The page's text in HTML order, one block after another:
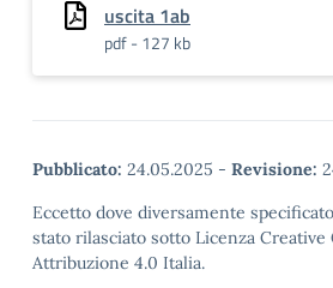
uscita 1ab
pdf - 127 kb
Pubblicato: 24.05.2025 - Revisione:
Eccetto dove diversamente
stato rilasciato sotto Licenza Creative
Attribuzione 4.0 Italia.